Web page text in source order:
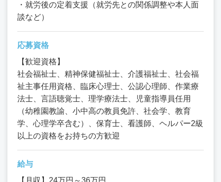
・就労後の定着支援（就労先との関係調整や本人面
談など）
応募資格
【歓迎資格】
社会福祉士、精神保健福祉士、介護福祉士、社会福
祉主事任用資格、臨床心理士、公認心理師、作業療
法士、言語聴覚士、理学療法士、児童指導員任用
（幼稚園教諭、小中高の教員免許、社会学、教育
学、心理学卒含む）、保育士、看護師、ヘルパー2級
以上の資格をお持ちの方歓迎
給与